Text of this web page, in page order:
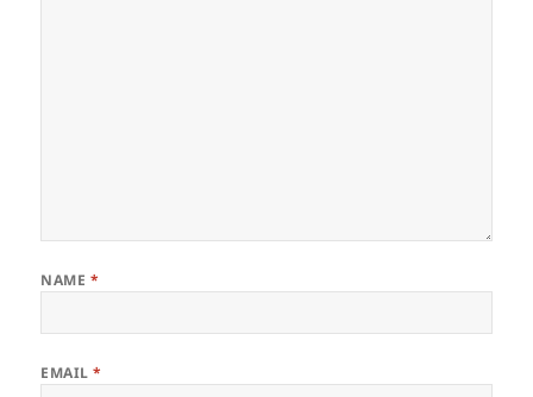
NAME *
EMAIL*